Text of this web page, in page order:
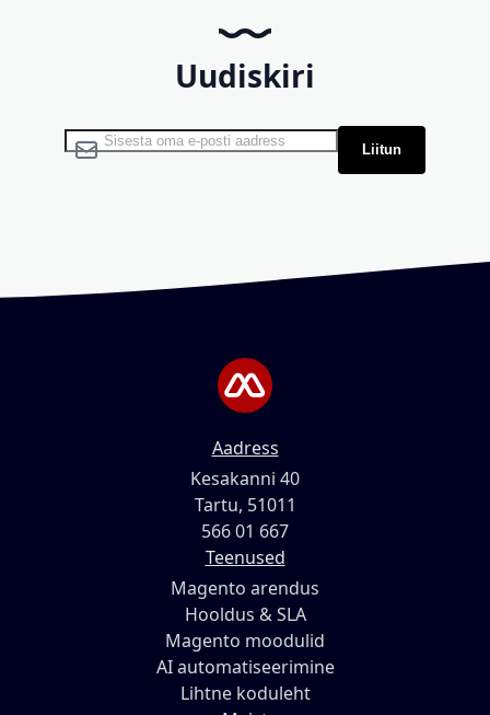
Uudiskiri
Liitu uudiskirjaga: Liitun
Aadress
Kesakanni 40
Tartu, 51011
566 01 667
Teenused
Magento arendus
Hooldus & SLA
Magento moodulid
AI automatiseerimine
Lihtne koduleht